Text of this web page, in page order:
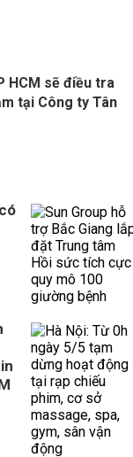
HCM sẽ điều tra
tại Công ty Tân